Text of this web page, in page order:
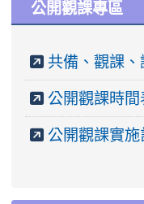
公開觀課專區
共備、觀課
公開觀課時
公開觀課實